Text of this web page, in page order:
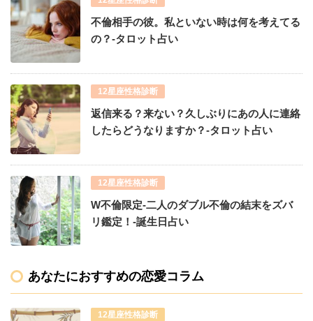
不倫相手の彼。私といない時は何を考えてる
の？-タロット占い
12星座性格診断
返信来る？来ない？久しぶりにあの人に連絡
したらどうなりますか？-タロット占い
12星座性格診断
W不倫限定-二人のダブル不倫の結末をズバ
リ鑑定！-誕生日占い
あなたにおすすめの恋愛コラム
12星座性格診断